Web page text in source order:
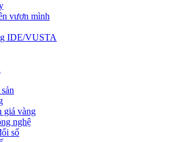
vươn mình
IDE/VUSTA
giá vàng
nghệ
số